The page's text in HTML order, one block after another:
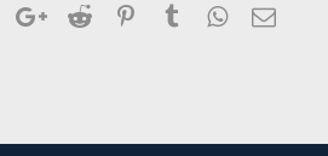
Google+
Reddit PinterestTumblrWhatsApp